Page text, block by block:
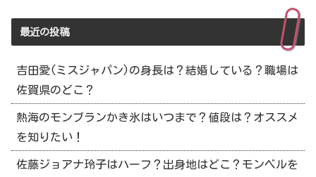
最近の投稿
吉田愛(ミスジャパン)の身長は？結婚している？職場は
佐賀県のどこ？
熱海のモンブランかき氷はいつまで？値段は？オススメ
を知りたい！
佐藤ジョアナ玲子はハーフ？出身地はどこ？モンベルを